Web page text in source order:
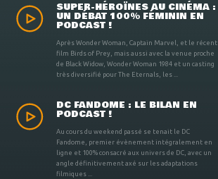
SUPER-HÉROÏNES AU CINÉMA :
UN DÉBAT 100% FÉMININ EN
PODCAST !
Après Wonder Woman, Captain Marvel, et le récent
film Birds of Prey, mais aussi avec la venue proche
de Black Widow, Wonder Woman 1984 et un casting
très diversifié pour The Eternals, les ...
DC FANDOME : LE BILAN EN
PODCAST !
Au cours du weekend passé se tenait le DC
Fandome, premier évènement intégralement en
ligne et 100% consacré aux univers de DC, avec un
angle définitivement axé sur les adaptations
filmiques ...